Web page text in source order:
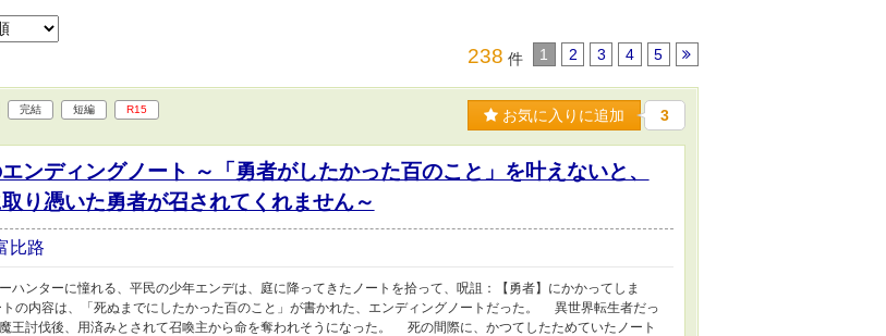
238 件 1 2 3 4 5
完結 短編 R15 お気に入りに追加 3
ンディングノート ～「勇者がしたかった百のこと」を叶えないと、
り憑いた勇者が召されてくれません～
比路
ハンターに憧れる、平民の少年エンデは、庭に降ってきたノートを拾って、呪詛：【勇者】にかかってしま
の内容は、「死ぬまでにしたかった百のこと」が書かれた、エンディングノートだった。 異世界転生者だっ
王討伐後、用済みとされて召喚主から命を奪われそうになった。 死の間際に、かつてしたためていたノート